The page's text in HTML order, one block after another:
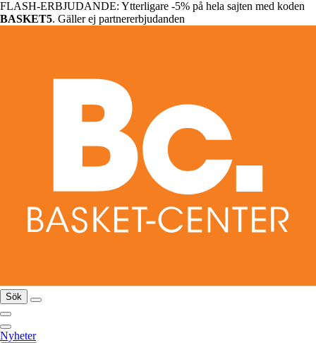
FLASH-ERBJUDANDE: Ytterligare -5% på hela sajten med koden
BASKET5. Gäller ej partnererbjudanden
Sök
Nyheter